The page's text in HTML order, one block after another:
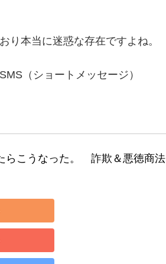
り本当に迷惑な存在ですよね。
（ショートメッセージ）
らこうなった。　詐欺＆悪徳商法